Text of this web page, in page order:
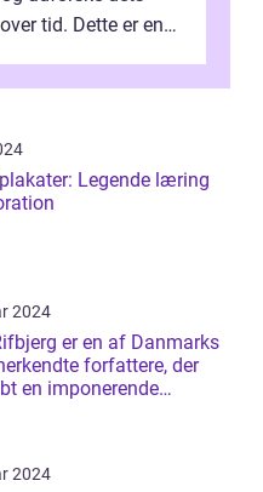
tid. Dette er en
Legende læring
2024
er en af Danmarks
forfattere, der
en imponerende
2024